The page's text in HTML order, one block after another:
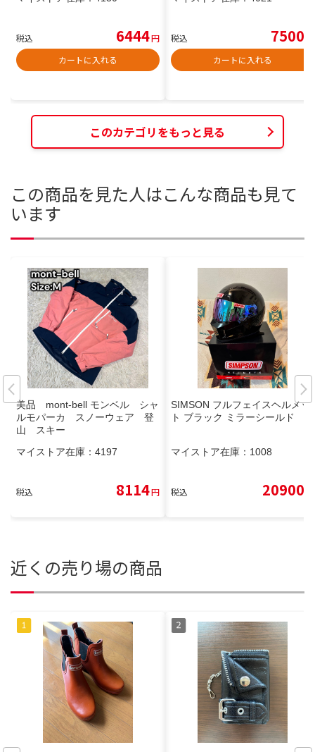
税込 6444円
カートに入れる
税込 7500
カートに入れる
このカテゴリをもっと見る
この商品を見た人はこんな商品も見て
います
美品 mont-bell モンベル シャ
ルモパーカ スノーウェア 登
山 スキー
マイストア在庫： 4197
税込 8114円
SIMSON フルフェイスヘルメッ
ト ブラック ミラーシールド
マイストア在庫： 1008
税込 20900
近くの売り場の商品